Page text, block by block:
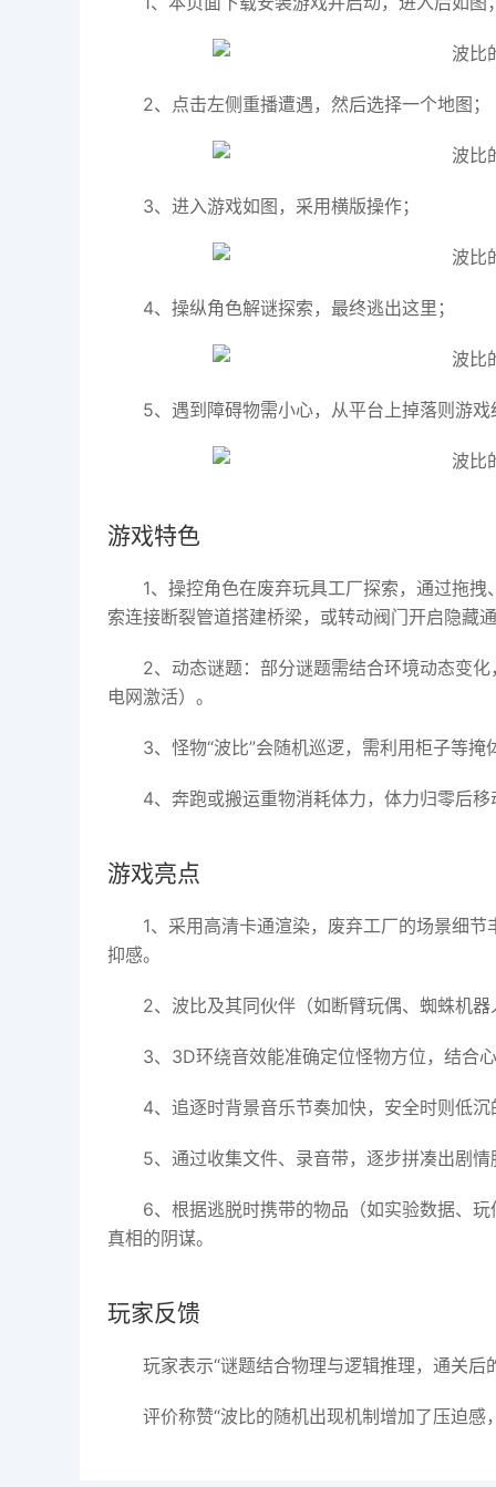
2、点击左侧重播遭遇，然后选择一个地图；
3、进入游戏如图，采用横版操作；
4、操纵角色解谜探索，最终逃出这里；
5、遇到障碍物需小心，从平台上掉落则游戏
游戏特色
1、操控角色在废弃玩具工厂探索，通过拖
索连接断裂管道搭建桥梁，或转动阀门开启隐藏
2、动态谜题：部分谜题需结合环境动态变
电网激活）。
3、怪物“波比”会随机巡逻，需利用柜子等
4、奔跑或搬运重物消耗体力，体力归零后
游戏亮点
1、采用高清卡通渲染，废弃工厂的场景细
抑感。
2、波比及其同伙伴（如断臂玩偶、蜘蛛机
3、3D环绕音效能准确定位怪物方位，结合
4、追逐时背景音乐节奏加快，安全时则低
5、通过收集文件、录音带，逐步拼凑出剧
6、根据逃脱时携带的物品（如实验数据、
真相的阴谋。
玩家反馈
玩家表示“谜题结合物理与逻辑推理，通关后
评价称赞“波比的随机出现机制增加了压迫感